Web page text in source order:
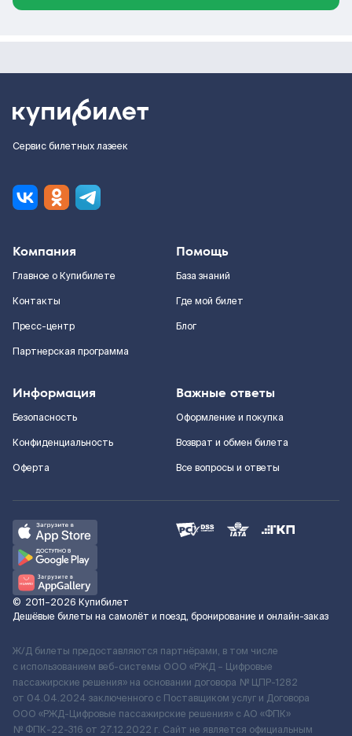
Сервис билетных лазеек
Компания
Главное о Купибилете
Контакты
Пресс-центр
Партнерская программа
Помощь
База знаний
Где мой билет
Блог
Информация
Безопасность
Конфиденциальность
Оферта
Важные ответы
Оформление и покупка
Возврат и обмен билета
Все вопросы и ответы
© 2011–2026 Купибилет
Дешёвые билеты на самолёт и поезд, бронирование и онлайн-заказ
Ж/Д билеты предоставляются партнёрами, в том числе
с использованием веб-системы ООО «РЖД – Цифровые
пассажирские решения» на основании договора № ЦПР-1282
от 04.04.2024 заключенного с Поставщиком услуг и Договора
ООО «РЖД-Цифровые пассажирские решения» c АО «ФПК»
№ ФПК-22-316 от 27.12.2022 г. Сайт не является официальным